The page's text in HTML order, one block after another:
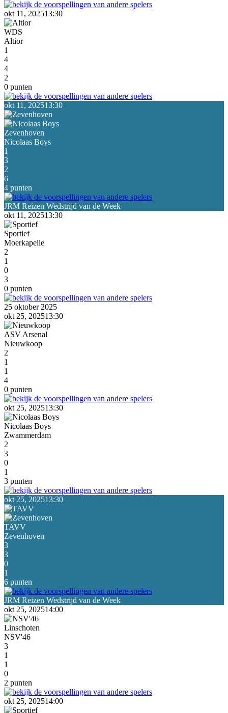
okt 11, 202513:30
WDS
Altior
1
4
4
2
0 punten
okt 11, 202513:30
Zevenhoven
Nicolaas Boys
1
3
2
6
4 punten
okt 11, 202513:30
Sportief
Moerkapelle
2
1
0
3
0 punten
25 oktober 2025
okt 25, 202513:30
ASV Arsenal
Nieuwkoop
2
1
1
4
0 punten
okt 25, 202513:30
Nicolaas Boys
Zwammerdam
2
3
0
1
3 punten
okt 25, 202513:30
TAVV
Zevenhoven
3
3
0
1
6 punten
okt 25, 202514:00
Linschoten
NSV'46
3
1
1
0
2 punten
okt 25, 202514:00